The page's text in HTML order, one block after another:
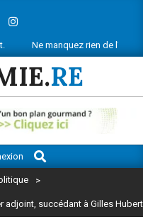
rien de l’actu économique
RE
Search
>
adjoint, succédant à Gilles Hubert